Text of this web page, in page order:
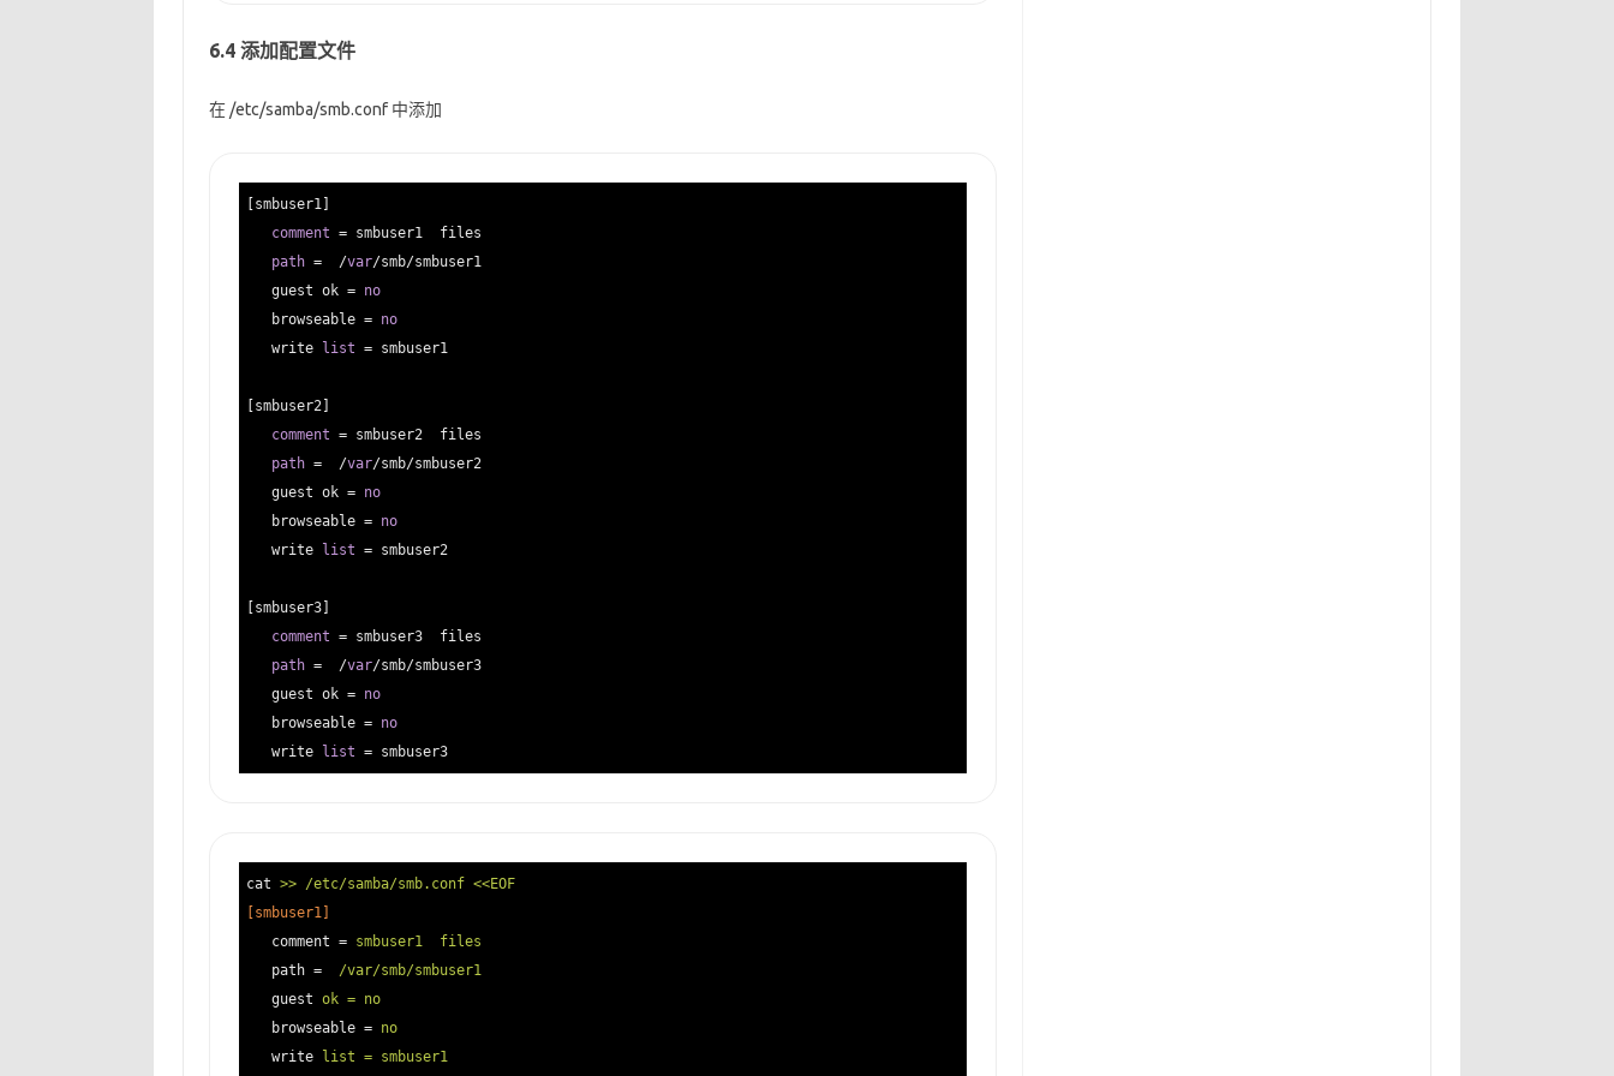
6.4 添加配置文件
在 /etc/samba/smb.conf 中添加
[smbuser1]
comment = smbuser1  files
path =  /var/smb/smbuser1
   guest ok =
no
   browseable =
no
   write
list = smbuser1
[smbuser2]
comment = smbuser2  files
path =  /var/smb/smbuser2
   guest ok =
no
   browseable =
no
   write
list = smbuser2
[smbuser3]
comment = smbuser3  files
path =  /var/smb/smbuser3
   guest ok =
no
   browseable =
no
   write
list = smbuser3
cat >> /etc/samba/smb.conf <<EOF
[smbuser1]
comment = smbuser1  files
path = /var/smb/smbuser1
guest ok = no
browseable = no
write
list = smbuser1